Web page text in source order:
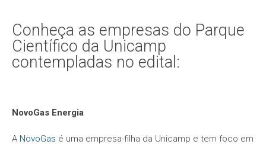
Conheça as empresas do Parque
Científico da Unicamp
contempladas no edital:
NovoGas Energia
A NovoGas é uma empresa-filha da Unicamp e tem foco em